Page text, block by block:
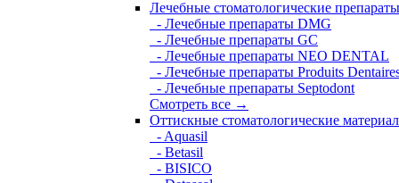
Лечебные стоматологические препараты
- Лечебные препараты DMG
- Лечебные препараты GC
- Лечебные препараты NEO DENTAL
- Лечебные препараты Produits
- Лечебные препараты Septodont
Смотреть все →
Оттискные стоматологические
- Aquasil
- Betasil
- BISICO